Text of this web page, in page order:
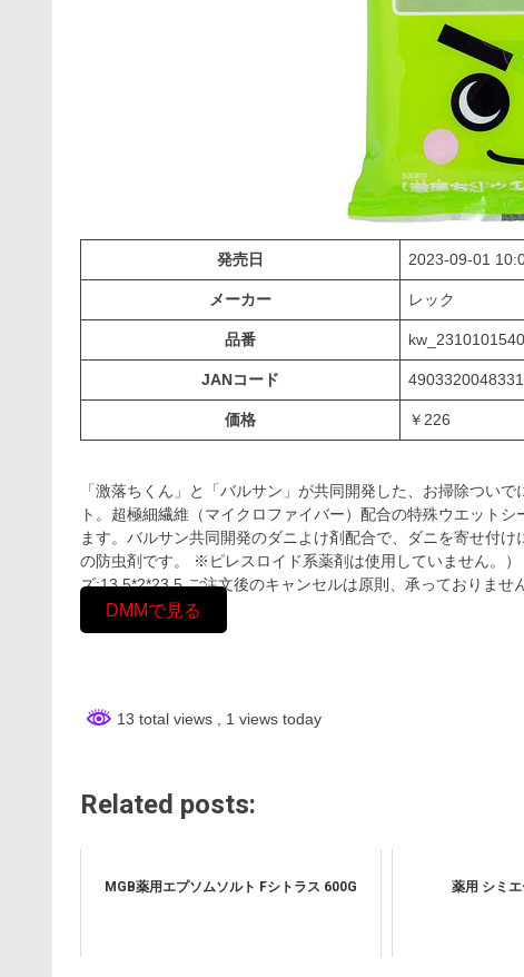
発売日 2023-09-01
メーカー レック
品番
JANコード 4903320048331
価格 ￥226
「激落ちくん」と「バルサン」が共同開発した、お掃除つい
ト。超極細繊維（マイクロファイバー）配合の特殊ウエット
ます。バルサン共同開発のダニよけ剤配合で、ダニを寄せ付
の防虫剤です。 ※ピレスロイド系薬剤は使用していません。
ズ:13.5*2*23.5 ご注文後のキャンセルは原則、承っておりませ
DMMで見る
13 total views , 1 views today
Related posts:
MGB薬用エプソムソルト Fシトラス 600G 薬用 シミ